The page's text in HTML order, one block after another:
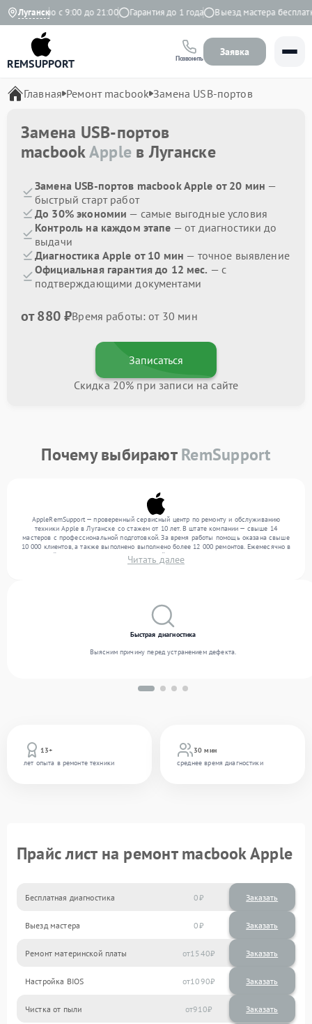
Луганскс 9:00 до 21:00 Гарантия до 1 года Выезд мастера бесплатно
REMSUPPORT Позвонить
Заявка
Главная Ремонт macbook Замена USB-портов
Замена USB-портов
macbookApple в Луганске
Замена USB-портов macbook Apple от 20 мин —
быстрый старт работ
До 30% экономии — самые выгодные условия
Контроль на каждом этапе — от диагностики до
выдачи
Диагностика Apple от 10 мин — точное выявление
Официальная гарантия до 12 мес. — с
подтверждающими документами
от 880 ₽Время работы: от 30 мин
Записаться
Скидка 20% при записи на сайте
Почему выбираютRemSupport
AppleRemSupport — проверенный сервисный центр по ремонту и обслуживанию
техники Apple в Луганске со стажем от 10 лет. В штате компании — свыше 14
мастеров с профессиональной подготовкой. За время работы помощь оказана свыше
10 000 клиентов, а также выполнено выполнено более 12 000 ремонтов. Ежемесячно в
сервисный центр поступает более 300 устройств, включая , , . Мы устраняем поломки
любой сложности и гарантируем высокое качество обслуживания благодаря опыту
Читать далее
13+
лет опыта в ремонте техники
30 мин
среднее время диагностики
Быстрая диагностика
Выясним причину перед устранением дефекта.
Прайс лист на ремонт macbook Apple
Бесплатная диагностика 0 Заказать
Выезд мастера 0 Заказать
Ремонт материнской платы 1540
Настройка BIOS 1090
Чистка от пыли 910